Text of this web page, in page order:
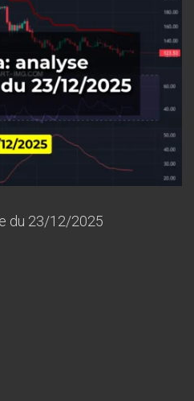
du 23/12/2025